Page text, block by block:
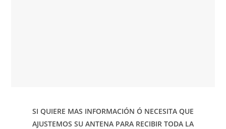
SI QUIERE MAS INFORMACIÓN Ó NECESITA QUE
AJUSTEMOS SU ANTENA PARA RECIBIR TODA LA